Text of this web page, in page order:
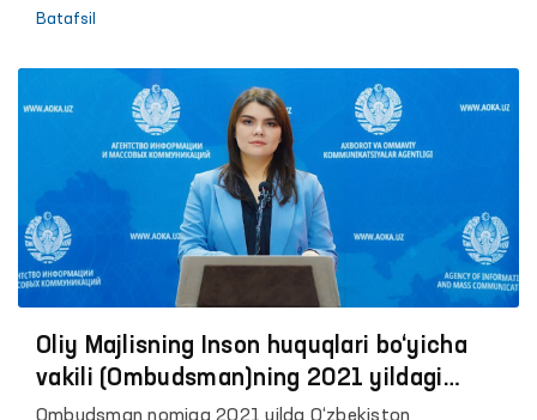
Batafsil
Oliy Majlisning Inson huquqlari bo‘yicha
vakili (Ombudsman)ning 2021 yildagi
murojaatlar bilan ishlash bo‘yicha faoliyat